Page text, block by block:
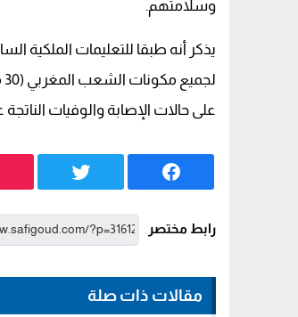
وسلامتهم.
يذكر أنه طبقا للتعليمات الملكية
على حالات الإصابة والوفيات
رابط مختصر
مقالات ذات صلة